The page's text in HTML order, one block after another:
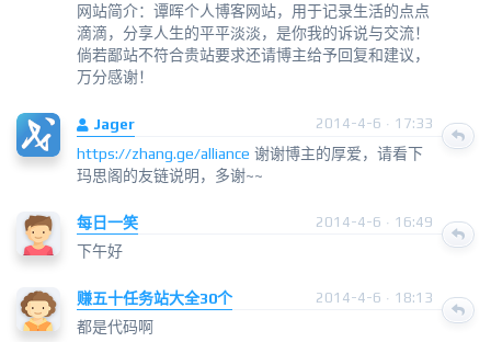
网站简介：谭晖个人博客网站，用于记录生活的点点
滴滴，分享人生的平平淡淡，是你我的诉说与交流！
倘若鄙站不符合贵站要求还请博主给予回复和建议，
万分感谢！
Jager 2014-4-6 · 17:33
https://zhang.ge/alliance 谢谢博主的厚爱，请看下
玛思阁的友链说明，多谢~~
每日一笑 2014-4-6 · 16:49
下午好
赚五十任务站大全30个 2014-4-6 · 18:13
都是代码啊